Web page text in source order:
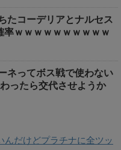
たコーデリアとナルセス
率ｗｗｗｗｗｗｗｗｗｗ
ネってボス戦で使わない
ったら交代させようか
んだけどプラチナに全ツッ